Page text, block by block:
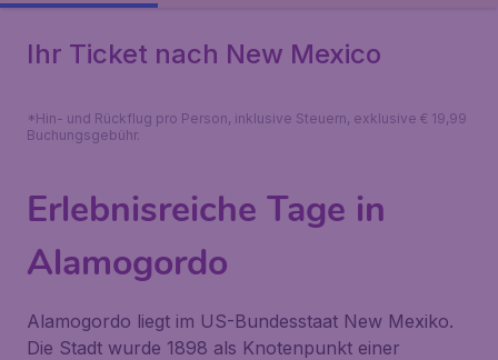
Ihr Ticket nach New Mexico
*Hin- und Rückflug pro Person, inklusive Steuern, exklusive € 19,99
Buchungsgebühr.
Erlebnisreiche Tage in
Alamogordo
Alamogordo liegt im US-Bundesstaat New Mexiko.
Die Stadt wurde 1898 als Knotenpunkt einer